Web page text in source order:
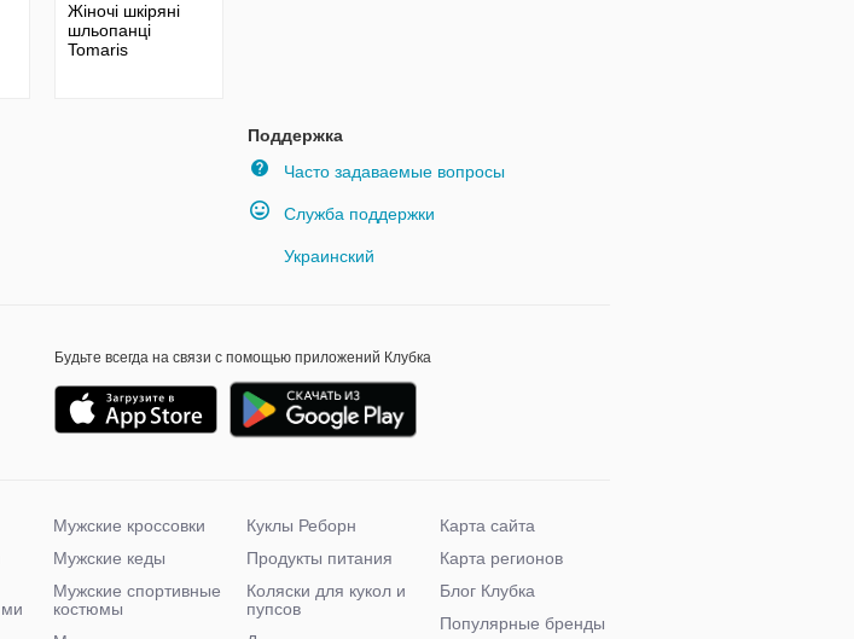
Жіночі шкіряні
шльопанці
Tomaris
Поддержка
Часто задаваемые вопросы
Служба поддержки
Украинский
Будьте всегда на связи с помощью приложений Клубка
Мужские кроссовки
Мужские кеды
Мужские спортивные
костюмы
Куклы Реборн
Продукты питания
Коляски для кукол и
пупсов
Карта сайта
Карта регионов
Блог Клубка
Популярные бренды